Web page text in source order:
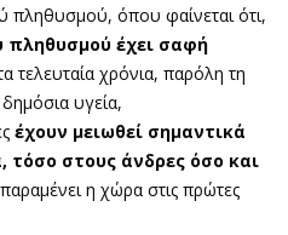
πληθυσμού, όπου φαίνεται ότι,
πληθυσμού έχει σαφή
τελευταία χρόνια, παρόλη τη
υγεία,
έχουν μειωθεί σημαντικά
τόσο στους άνδρες όσο και
η χώρα στις πρώτες